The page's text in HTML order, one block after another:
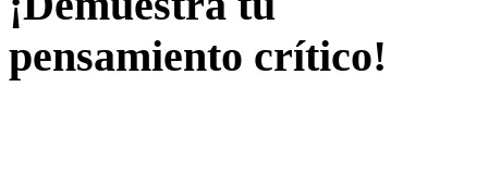
pensamiento crítico!